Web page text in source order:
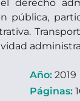
derecho
pública,
Año: 2019
Páginas: